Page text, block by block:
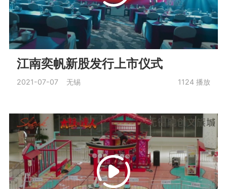
江南奕帆新股发行上市仪式
2021-07-07 无锡 1124 播放